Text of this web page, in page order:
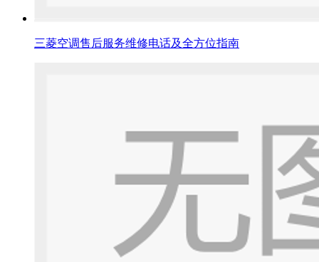
三菱空调售后服务维修电话及全方位指南